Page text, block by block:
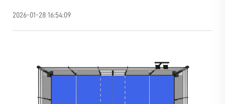
2026-01-28 16:54:09